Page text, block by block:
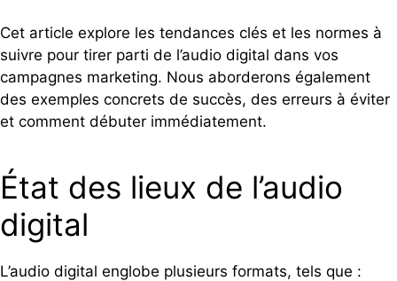
Cet article explore les tendances clés et les normes à
suivre pour tirer parti de l’audio digital dans vos
campagnes marketing. Nous aborderons également
des exemples concrets de succès, des erreurs à éviter
et comment débuter immédiatement.
État des lieux de l’audio
digital
L’audio digital englobe plusieurs formats, tels que :